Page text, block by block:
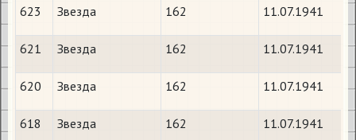
623 Звезда 162 11.07.1941
621 Звезда 162 11.07.1941
620 Звезда 162 11.07.1941
618 Звезда 162 11.07.1941